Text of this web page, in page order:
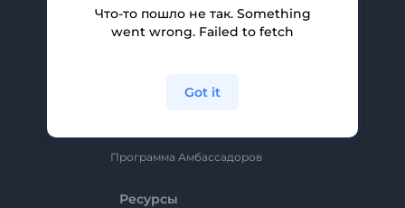
Партнерская Программа
Политика Конфиденциальности
Программа Амбассадоров
Ресурсы
Что-то пошло не так. Something
went wrong. Failed to fetch
Got it